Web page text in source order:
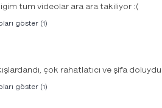
tum videolar ara ara takiliyor :(
göster (1)
çok rahatlatıcı ve şifa
göster (1)